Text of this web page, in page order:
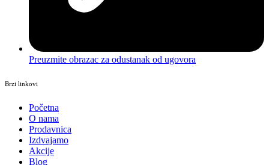
Preuzmite obrazac za odustanak od ugovora
Brzi linkovi
Početna
O nama
Prodavnica
Izdvajamo
Akcije
Blog